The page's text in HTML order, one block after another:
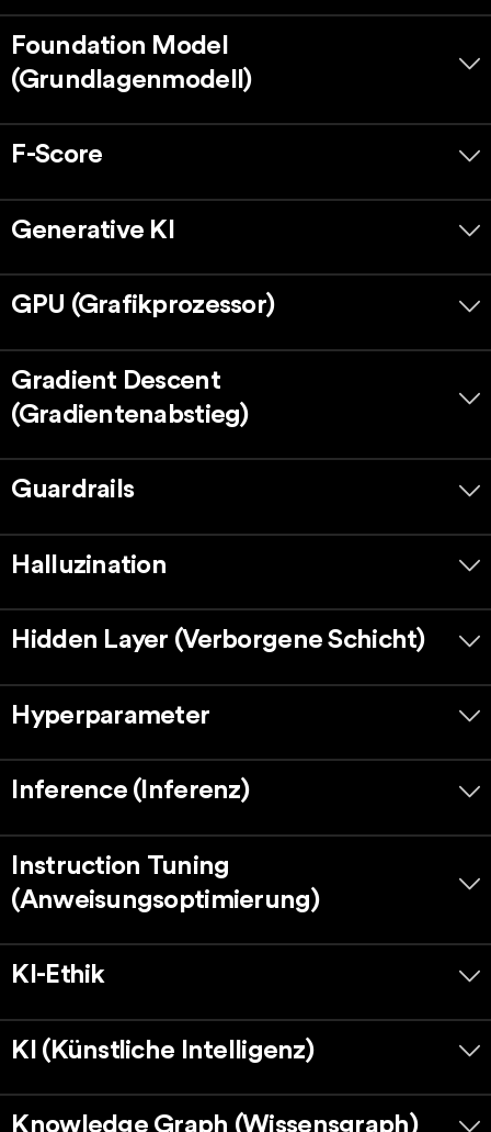
Foundation Model
(Grundlagenmodell)
F-Score
Generative KI
GPU (Grafikprozessor)
Gradient Descent
(Gradientenabstieg)
Guardrails
Halluzination
Hidden Layer (Verborgene Schicht)
Hyperparameter
Inference (Inferenz)
Instruction Tuning
(Anweisungsoptimierung)
KI-Ethik
KI (Künstliche Intelligenz)
Knowledge Graph (Wissensgraph)